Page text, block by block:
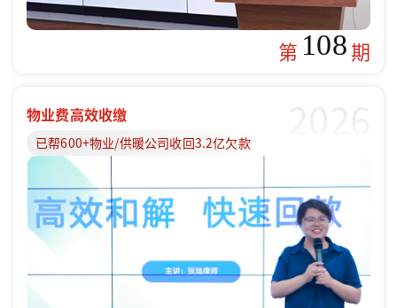
第 108期
物业费高效收缴
已帮600+物业/供暖公司收回3.2亿欠款